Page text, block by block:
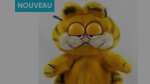
NOUVEAU